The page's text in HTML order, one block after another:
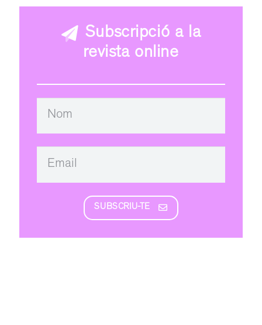
Subscripció a la
revista online
SUBSCRIU-TE